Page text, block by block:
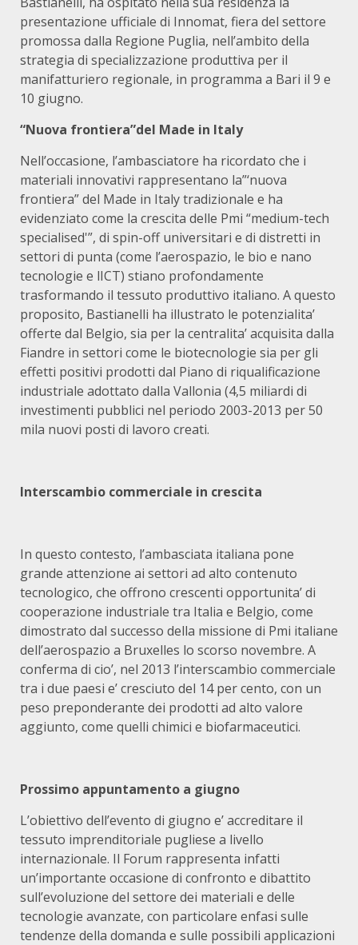
presentazione ufficiale di Innomat, fiera del settore
promossa dalla Regione Puglia, nell’ambito della
strategia di specializzazione produttiva per il
manifatturiero regionale, in programma a Bari il 9 e
10 giugno.
“Nuova frontiera”del Made in Italy
Nell’occasione, l’ambasciatore ha ricordato che i
materiali innovativi rappresentano la”‘nuova
frontiera” del Made in Italy tradizionale e ha
evidenziato come la crescita delle Pmi “medium-tech
specialised'”, di spin-off universitari e di distretti in
settori di punta (come l’aerospazio, le bio e nano
tecnologie e lICT) stiano profondamente
trasformando il tessuto produttivo italiano. A questo
proposito, Bastianelli ha illustrato le potenzialita’
offerte dal Belgio, sia per la centralita’ acquisita dalla
Fiandre in settori come le biotecnologie sia per gli
effetti positivi prodotti dal Piano di riqualificazione
industriale adottato dalla Vallonia (4,5 miliardi di
investimenti pubblici nel periodo 2003-2013 per 50
mila nuovi posti di lavoro creati.
Interscambio commerciale in crescita
In questo contesto, l’ambasciata italiana pone
grande attenzione ai settori ad alto contenuto
tecnologico, che offrono crescenti opportunita’ di
cooperazione industriale tra Italia e Belgio, come
dimostrato dal successo della missione di Pmi italiane
dell’aerospazio a Bruxelles lo scorso novembre. A
conferma di cio’, nel 2013 l’interscambio commerciale
tra i due paesi e’ cresciuto del 14 per cento, con un
peso preponderante dei prodotti ad alto valore
aggiunto, come quelli chimici e biofarmaceutici.
Prossimo appuntamento a giugno
L’obiettivo dell’evento di giugno e’ accreditare il
tessuto imprenditoriale pugliese a livello
internazionale. Il Forum rappresenta infatti
un’importante occasione di confronto e dibattito
sull’evoluzione del settore dei materiali e delle
tecnologie avanzate, con particolare enfasi sulle
tendenze della domanda e sulle possibili applicazioni